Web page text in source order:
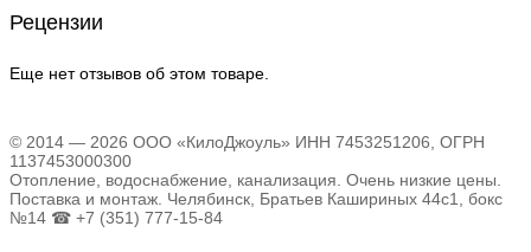
Рецензии
Еще нет отзывов об этом товаре.
© 2014 — 2026 ООО «КилоДжоуль» ИНН 7453251206, ОГРН
1137453000300
Отопление, водоснабжение, канализация. Очень низкие цены.
Поставка и монтаж. Челябинск, Братьев Кашириных 44с1, бокс
№14 ☎ +7 (351) 777-15-84